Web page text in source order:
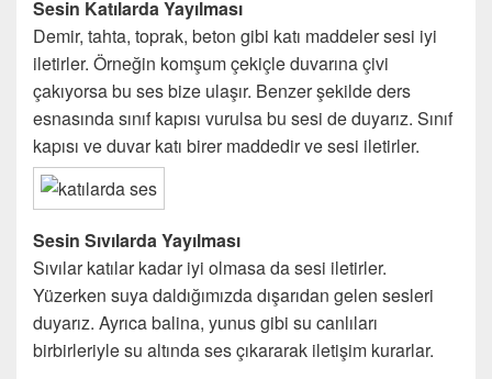
Sesin Katılarda Yayılması
Demir, tahta, toprak, beton gibi katı maddeler sesi iyi
iletirler. Örneğin komşum çekiçle duvarına çivi
çakıyorsa bu ses bize ulaşır. Benzer şekilde ders
esnasında sınıf kapısı vurulsa bu sesi de duyarız. Sınıf
kapısı ve duvar katı birer maddedir ve sesi iletirler.
Sesin Sıvılarda Yayılması
Sıvılar katılar kadar iyi olmasa da sesi iletirler.
Yüzerken suya daldığımızda dışarıdan gelen sesleri
duyarız. Ayrıca balina, yunus gibi su canlıları
birbirleriyle su altında ses çıkararak iletişim kurarlar.